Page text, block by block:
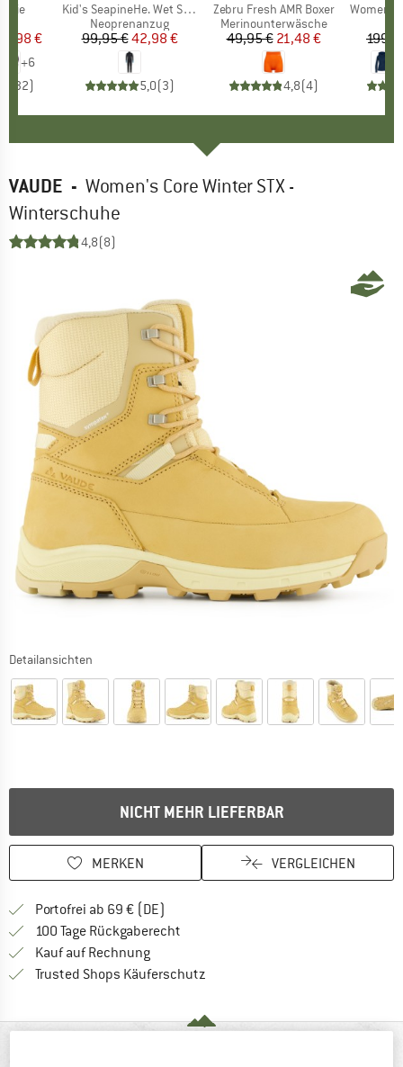
Preis
€
+6
32)
Artikel
Kid's SeapineHe. Wet Suit 3mm
Produktgruppe
Neoprenanzug
Preis
99,95 €reduzierter Preis
42,98 €
5,0(3)
Artikel
Zebru Fresh AMR Boxer
Produktgruppe
Merinounterwäsche
Preis
49,95 €reduzierter Preis
21,48 €
4,8(4)
Artikel
Women's
VAUDE - Women's Core Winter STX -
Winterschuhe
4,8(8)
Detailansichten
NICHT MEHR LIEFERBAR
MERKEN VERGLEICHEN
Portofrei ab 69 € (DE)
100 Tage Rückgaberecht
Kauf auf RechnungFinde die Zahlungs-Infos hier! Öffnet
Trusted Shops Käuferschutz